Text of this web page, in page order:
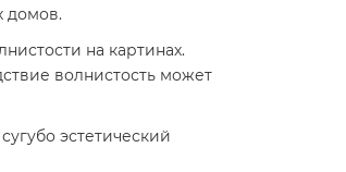
домов.
на картинах.
волнистость может
эстетический